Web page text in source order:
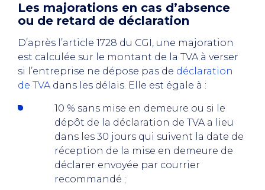
Les majorations en cas d’absence
ou de retard de déclaration
D’après l’article 1728 du CGI, une majoration
est calculée sur le montant de la TVA à verser
si l’entreprise ne dépose pas de déclaration
de TVA dans les délais. Elle est égale à :
10 % sans mise en demeure ou si le
dépôt de la déclaration de TVA a lieu
dans les 30 jours qui suivent la date de
réception de la mise en demeure de
déclarer envoyée par courrier
recommandé ;